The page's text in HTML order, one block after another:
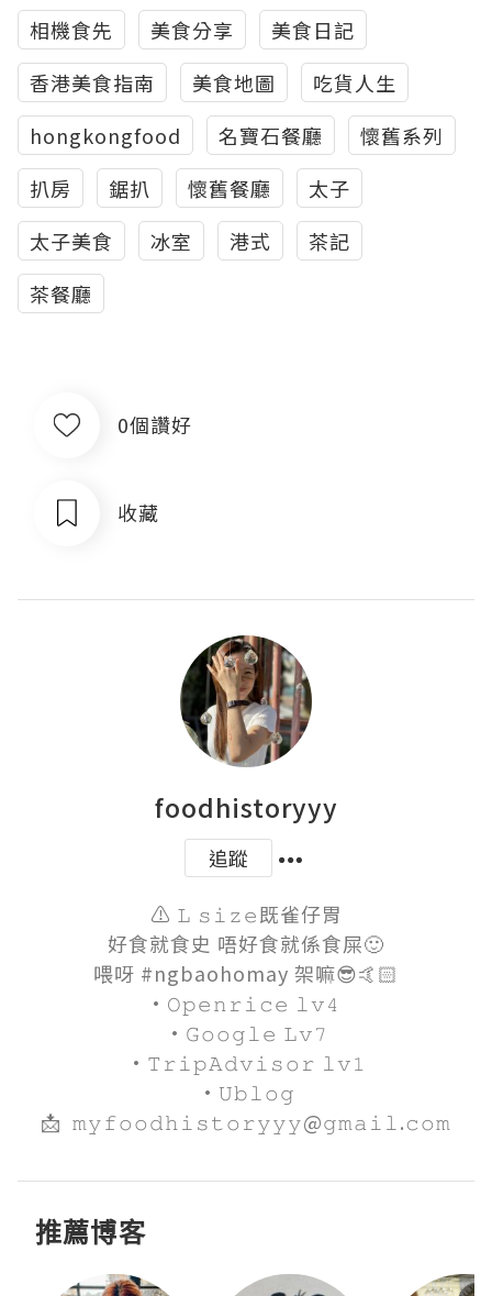
相機食先 美食分享
美食日記
香港美食指南
美食地圖
吃貨人生
hongkongfood
名寶石餐廳
懷舊系列
扒房
鋸扒 懷舊餐廳
太子
太子美食
冰室 港式
茶記
茶餐廳
0個讚好
收藏
foodhistoryyy
追蹤
⚠️ 𝙻 𝚜𝚒𝚣𝚎既雀仔胃
好食就食史 唔好食就係食屎🙂
喂呀 #ngbaohomay 架嘛😎🤙🏻
·𝙾𝚙𝚎𝚗𝚛𝚒𝚌𝚎 𝚕𝚟𝟺
·𝙶𝚘𝚘𝚐𝚕𝚎 𝙻𝚟𝟽
·𝚃𝚛𝚒𝚙𝙰𝚍𝚟𝚒𝚜𝚘𝚛 𝚕𝚟𝟷
·𝚄𝚋𝚕𝚘𝚐
📩  𝚖𝚢𝚏𝚘𝚘𝚍𝚑𝚒𝚜𝚝𝚘𝚛𝚢𝚢𝚢@𝚐𝚖𝚊𝚒𝚕.𝚌𝚘𝚖
推薦博客